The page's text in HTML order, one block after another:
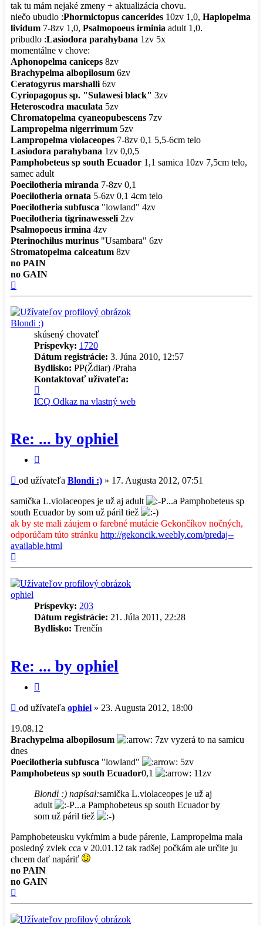
tak tu mám nejaké zmeny + aktualizácia chovu.
niečo ubudlo :Phormictopus cancerides 10zv 1,0, Haplopelma
lividum 7-8zv 1,0, Psalmopoeus irminia adult 1,0.
pribudlo :Lasiodora parahybana 1zv 5x
momentálne v chove:
Aphonopelma caniceps 8zv
Brachypelma albopilosum 6zv
Ceratogyrus marshalli 6zv
Cyriopagopus sp. "Sulawesi black" 3zv
Heteroscodra maculata 5zv
Chromatopelma cyaneopubescens 7zv
Lampropelma nigerrimum 5zv
Lampropelma violaceopes 7-8zv 0,1 5,5-6cm telo
Lasiodora parahybana 1zv 0,0,5
Pamphobeteus sp south Ecuador 1,1 samica 10zv 7,5cm telo,
samec adult
Poecilotheria miranda 7-8zv 0,1
Poecilotheria ornata 5-6zv 0,1 4cm telo
Poecilotheria subfusca "lowland" 4zv
Poecilotheria tigrinawesseli 2zv
Psalmopoeus irmina 4zv
Pterinochilus murinus "Usambara" 6zv
Stromatopelma calceatum 8zv
no PAIN
no GAIN
Blondi :)
skúsený chovateľ
Príspevky: 1720
Dátum registrácie: 3. Júna 2010, 12:57
Bydlisko: PP(Ždiar) /Praha
Kontaktovať užívateľa:
informácie
Blondi
:)
ICQ Odkaz na vlastný web
Re: ... by ophiel
Príspevok
od užívateľa Blondi :) » 17. Augusta 2012, 07:51
samička L.violaceopes je už aj adult
...a Pamphobeteus sp
south Ecuador by som už páril tiež
ak by ste mali záujem o farebné mutácie Gekončíkov nočných,
odporúčam túto stránku http://gekoncik.weebly.com/predaj--
available.html
ophiel
Príspevky: 203
Dátum registrácie: 21. Júla 2011, 22:28
Bydlisko: Trenčín
Re: ... by ophiel
Príspevok
od užívateľa ophiel » 23. Augusta 2012, 18:00
19.08.12
Brachypelma albopilosum
7zv vyzerá to na samicu
dnes
Poecilotheria subfusca "lowland"
5zv
Pamphobeteus sp south Ecuador0,1 11zv
Blondi :) napísal:samička L.violaceopes je už aj
adult
...a Pamphobeteus sp south Ecuador by
som už páril tiež
Pamphobeteusku vykŕmim a bude párenie, Lampropelma mala
posledný zvlek cca v 20.01.12 tak radšej počkám ale určite ju
chcem dať napáriť
no PAIN
no GAIN